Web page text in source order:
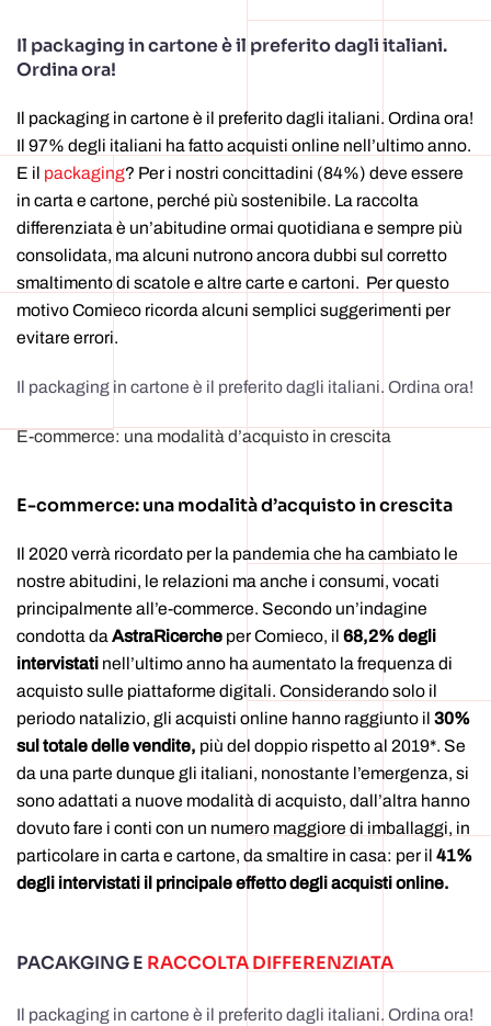
Il packaging in cartone è il preferito dagli italiani.
Ordina ora!
Il packaging in cartone è il preferito dagli italiani. Ordina ora!
Il 97% degli italiani ha fatto acquisti online nell’ultimo anno.
E il packaging? Per i nostri concittadini (84%) deve essere
in carta e cartone, perché più sostenibile. La raccolta
differenziata è un’abitudine ormai quotidiana e sempre più
consolidata, ma alcuni nutrono ancora dubbi sul corretto
smaltimento di scatole e altre carte e cartoni. Per questo
motivo Comieco ricorda alcuni semplici suggerimenti per
evitare errori.
Il packaging in cartone è il preferito dagli italiani. Ordina ora!
E-commerce: una modalità d’acquisto in crescita
E-commerce: una modalità d’acquisto in crescita
Il 2020 verrà ricordato per la pandemia che ha cambiato le
nostre abitudini, le relazioni ma anche i consumi, vocati
principalmente all’e-commerce. Secondo un’indagine
condotta da AstraRicerche per Comieco, il 68,2% degli
intervistati nell’ultimo anno ha aumentato la frequenza di
acquisto sulle piattaforme digitali. Considerando solo il
periodo natalizio, gli acquisti online hanno raggiunto il 30%
sul totale delle vendite, più del doppio rispetto al 2019*. Se
da una parte dunque gli italiani, nonostante l’emergenza, si
sono adattati a nuove modalità di acquisto, dall’altra hanno
dovuto fare i conti con un numero maggiore di imballaggi, in
particolare in carta e cartone, da smaltire in casa: per il 41%
degli intervistati il principale effetto degli acquisti online.
PACAKGING E RACCOLTA DIFFERENZIATA
Il packaging in cartone è il preferito dagli italiani. Ordina ora!